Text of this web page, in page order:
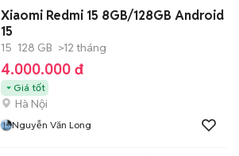
Xiaomi Redmi 15 8GB/128GB Android
15
15 128 GB >12 tháng
4.000.000 đ
Giá tốt
Hà Nội
Nguyễn Văn Long